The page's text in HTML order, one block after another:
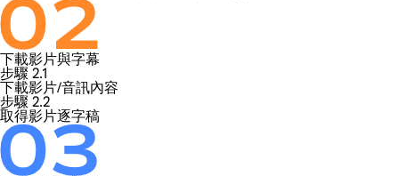
下載影片與字幕
步驟 2.1
下載影片/音訊內容
步驟 2.2
取得影片逐字稿